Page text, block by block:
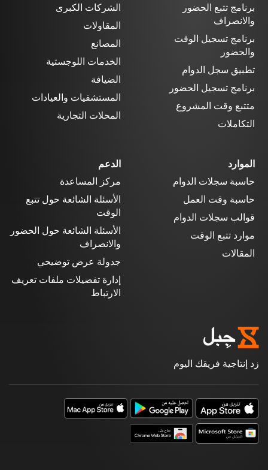
برنامج تتبع الحضور
والانصراف
برنامج تسجيل الوقت
والحضور
تطبيق سجل الدوام
برنامج تسجيل الحضور
متتبع وقت المشروع
التكاملات
الشركات الكبرى
المقاولات
المصانع
الخدمات اللوجستية
الضيافة
المستشفيات والعيادات
المحلات التجارية
الموارد
حاسبة سجلات الدوام
حاسبة وقت العمل
قوالب سجلات الدوام
موارد تتبع الوقت
المقالات
الدعم
مركز المساعدة
الأسئلة الشائعة حول تتبع
الوقت
الأسئلة الشائعة حول الحضور
والانصراف
جدولة عرض توضيحي
إدارة تفضيلات ملفات تعريف
الارتباط
زد إنتاجية فريقك اليوم